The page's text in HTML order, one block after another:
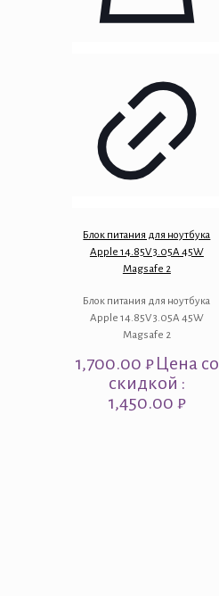
Блок питания для ноутбука
Apple 14.85V 3.05A 45W
Magsafe 2
Блок питания для ноутбука
Apple 14.85V 3.05A 45W
Magsafe 2
1,700.00 ₽Цена со
скидкой :
1,450.00 ₽